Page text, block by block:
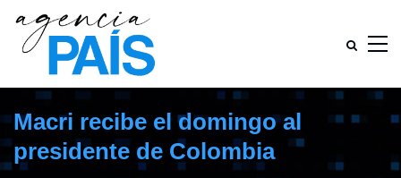
Macri recibe el domingo al
presidente de Colombia